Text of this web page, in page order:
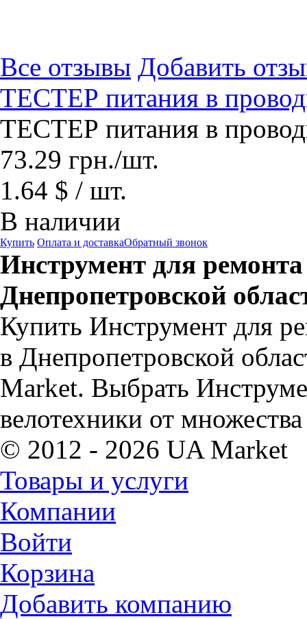
Все отзывы Добавить
ТЕСТЕР питания в
ТЕСТЕР питания в
73.29 грн./шт.
1.64 $ / шт.
В наличии
Купить Оплата и доставкаОбратный звонок
Инструмент для
Днепропетровской
Купить Инструмент для
в Днепропетровской
Market. Выбрать
велотехники от
© 2012 - 2026 UA Market
Товары и услуги
Компании
Войти
Корзина
Добавить компанию